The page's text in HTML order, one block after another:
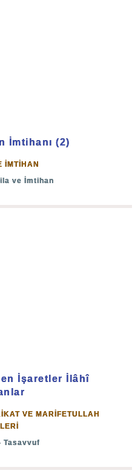
idrak edeceğimiz
sellem- Efendimiz'in
olan
ı Hakk'tan Ümmet-i
İmtihanı (2)
İMTİHAN
ve İmtihan
İşaretler İlâhî
VE MARİFETULLAH
Tasavvuf